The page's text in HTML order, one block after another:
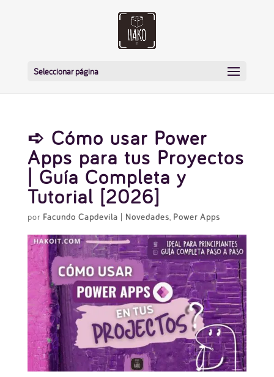
Seleccionar página
➪ Cómo usar Power
Apps para tus Proyectos
| Guía Completa y
Tutorial [2026]
por Facundo Capdevila | Novedades, Power Apps